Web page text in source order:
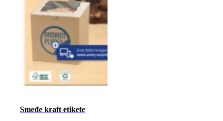
Smeđe kraft etikete